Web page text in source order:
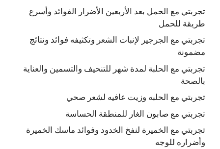
تجربتي مع الحمل بعد الأربعين الأضرار الفوائد وأسرع
طريقة للحمل
تجربتي مع الجرجير لإنبات الشعر وتكثيفه فوائد ونتائج
مضمونة
تجربتي مع الحلبة لمدة شهر للتنحيف والتسمين والعناية
بالصحة
تجربتي مع الحلبه وزيت عافيه لشعر صحي
تجربتي مع صابون الغار للمنطقة الحساسة
تجربتي مع الخميرة لنفخ الخدود وفوائد ماسك الخميرة
وأضراره للوجه